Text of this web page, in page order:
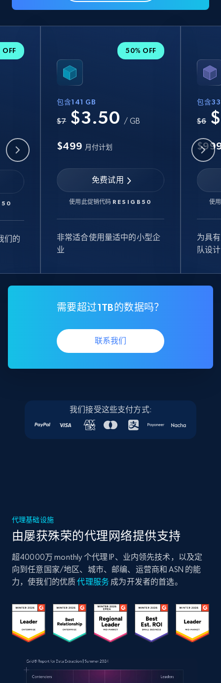
OFF
们的
50% OFF
包含141 GB
$7 $3.50 / GB
$499 月付计划
免费试用
使用此促销代码 RESIGB50
非常适合使用量适中的小型企
业
包含
$6
使
为具
队设计
需要超过1TB的数据吗？
联系我们
我们接受这些支付方式:
代理基础设施
由屡获殊荣的代理网络提供支持
超40000万 monthly 个代理 IP、业内领先技术，以及定
向到任意国家/地区、城市、邮编、运营商和 ASN 的能
力，使我们的优质代理服务 成为开发者的首选。